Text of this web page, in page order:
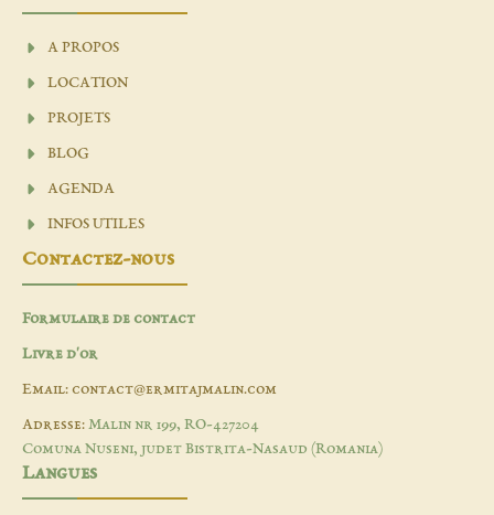
A PROPOS
LOCATION
PROJETS
BLOG
AGENDA
INFOS UTILES
Contactez-nous
Formulaire de contact
Livre d'or
Email: contact@ermitajmalin.com
Adresse: Malin nr 199, RO-427204
Comuna Nuseni, judet Bistrita-Nasaud (Romania)
Langues